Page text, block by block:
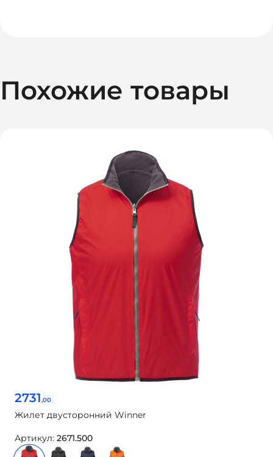
Похожие товары
2731,00
Жилет двусторонний Winner
Артикул: 2671.500